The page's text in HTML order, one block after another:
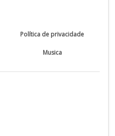
Política de privacidade
Musica